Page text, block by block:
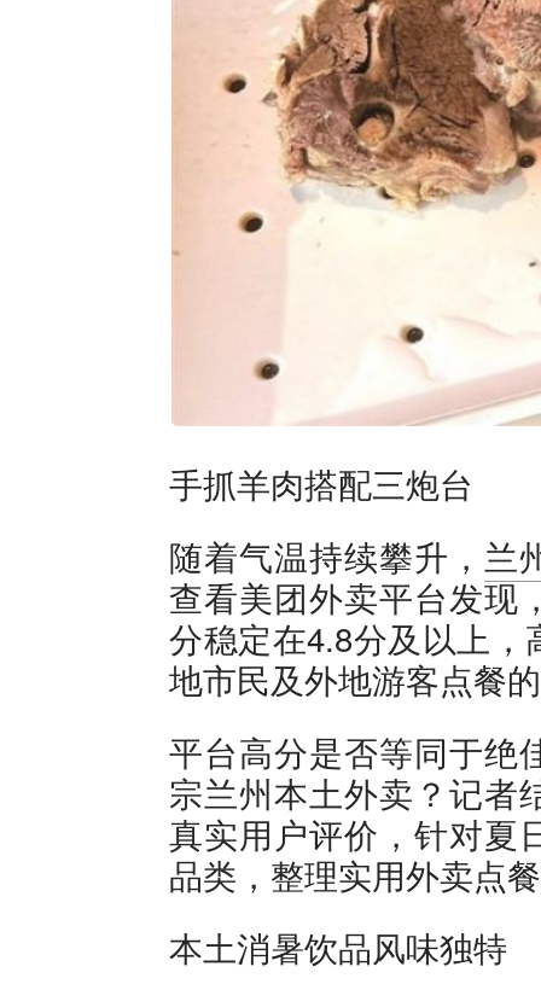
手抓羊肉搭配三炮台
随着气温持续攀升， 兰
查看美团外卖平台发现
分稳定在4.8分及以上
地市民及外地游客点餐
平台高分是否等同于绝
宗兰州本土外卖？记者
真实用户评价，针对夏
品类，整理实用外卖点
本土消暑饮品风味独特